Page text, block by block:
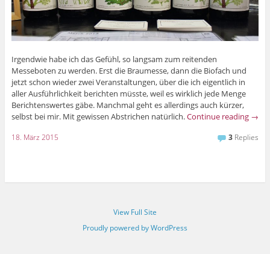
Irgendwie habe ich das Gefühl, so langsam zum reitenden
Messeboten zu werden. Erst die Braumesse, dann die Biofach und
jetzt schon wieder zwei Veranstaltungen, über die ich eigentlich in
aller Ausführlichkeit berichten müsste, weil es wirklich jede Menge
Berichtenswertes gäbe. Manchmal geht es allerdings auch kürzer,
selbst bei mir. Mit gewissen Abstrichen natürlich.Continue reading →
18. März 2015 3 Replies
View Full Site
Proudly powered by WordPress